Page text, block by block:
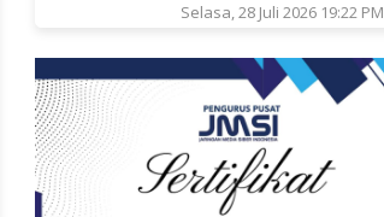
Selasa, 28 Juli 2026 19:22 PM